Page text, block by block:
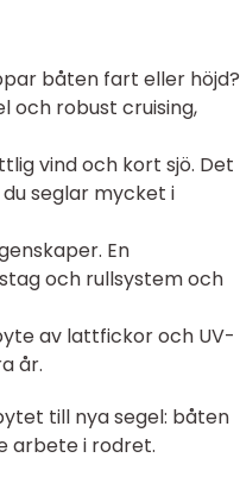
båten fart eller höjd?
och robust cruising,
vind och kort sjö. Det
seglar mycket i
En
och rullsystem och
av lattfickor och UV-
år.
till nya segel: båten
arbete i rodret.